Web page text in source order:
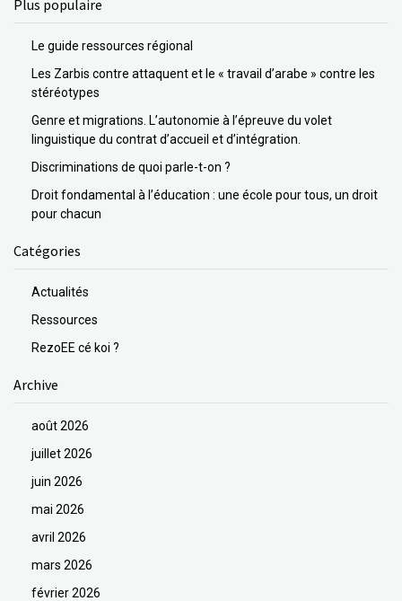
Plus populaire
Le guide ressources régional
Les Zarbis contre attaquent et le « travail d’arabe » contre les
stéréotypes
Genre et migrations. L’autonomie à l’épreuve du volet
linguistique du contrat d’accueil et d’intégration.
Discriminations de quoi parle-t-on ?
Droit fondamental à l’éducation : une école pour tous, un droit
pour chacun
Catégories
Actualités
Ressources
RezoEE cé koi ?
Archive
août 2026
juillet 2026
juin 2026
mai 2026
avril 2026
mars 2026
février 2026